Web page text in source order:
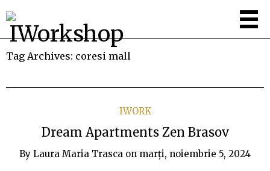
Tag Archives: coresi mall
IWORK
Dream Apartments Zen Brasov
By Laura Maria Trasca on marți, noiembrie 5, 2024